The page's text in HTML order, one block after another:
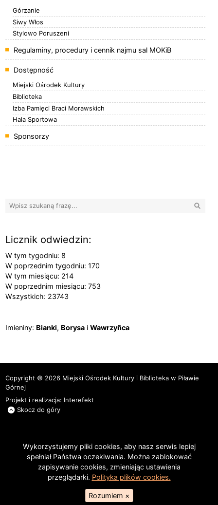
Wykorzystujemy pliki cookies, aby nasz serwis lepiej
spełniał Państwa oczekiwania. Można zablokować
zapisywanie cookies, zmieniając ustawienia
przeglądarki. Polityka plików cookies.
Rozumiem ×
Górzanie
Siwy Włos
Stylowo Poruszeni
Regulaminy, procedury i cennik najmu sal MOKiB
Dostępność
Miejski Ośrodek Kultury
Biblioteka
Izba Pamięci Braci Morawskich
Hala Sportowa
Sponsorzy
Licznik odwiedzin:
W tym tygodniu: 8
W poprzednim tygodniu: 170
W tym miesiącu: 214
W poprzednim miesiącu: 753
Wszystkich: 23743
Imieniny
Imieniny: Bianki, Borysa iWawrzyñca
Copyright © 2026 Miejski Ośrodek Kultury i Biblioteka w Piławie
Górnej
Projekt i realizacja: Interefekt
Skocz do góry